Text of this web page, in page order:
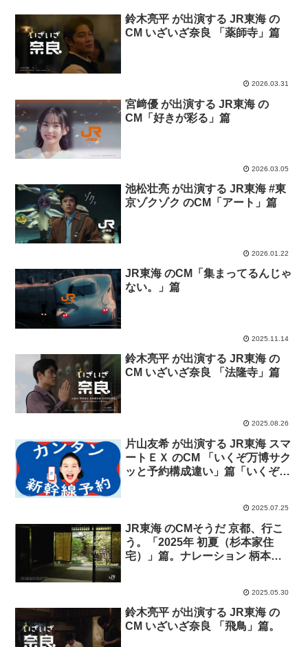
鈴木亮平 が出演する JR東海 の
CM いざいざ奈良 「薬師寺」篇
2026.03.31
宮﨑優 が出演する JR東海 の
CM「好きが彩る」篇
2026.03.05
池松壮亮 が出演する JR東海 #東
京ゾクゾク のCM「アート」篇
2026.01.22
JR東海 のCM「集まってるんじゃ
ない。」篇
2025.11.14
鈴木亮平 が出演する JR東海 の
CM いざいざ奈良 「法隆寺」篇
2025.08.26
片山友希 が出演する JR東海 スマ
ートＥＸ のCM 「いくぞ万博サク
ッと予約構成違い」篇「いくぞ万
2025.07.25
JR東海 のCMそうだ 京都、行こ
う。「2025年 初夏（杉本家住
宅）」篇。ナレーション 柄本
2025.05.30
鈴木亮平 が出演する JR東海 の
CM いざいざ奈良 「飛鳥」篇。